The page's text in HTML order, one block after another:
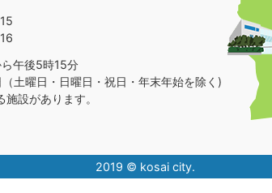
午後5時15分
土曜日・日曜日・祝日・年末年始を除く)
設があります。
2019 © kosai city.